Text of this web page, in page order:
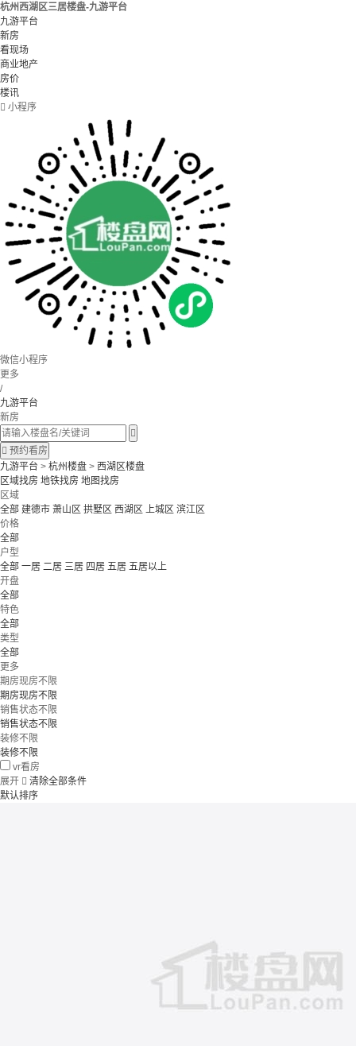
杭州西湖区三居楼盘-九游平台
九游平台
新房
看现场
商业地产
房价
楼讯
 小程序
微信小程序
更多
/
九游平台
新房

 预约看房
九游平台 > 杭州楼盘 > 西湖区楼盘
区域找房 地铁找房 地图找房
区域
全部 建德市 萧山区 拱墅区 西湖区 上城区 滨江区
价格
全部
户型
全部 一居 二居 三居 四居 五居 五居以上
开盘
全部
特色
全部
类型
全部
更多
期房现房不限
期房现房不限
销售状态不限
销售状态不限
装修不限
装修不限
vr看房
展开  清除全部条件
默认排序